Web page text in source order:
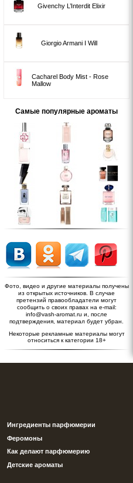
Givenchy L’Interdit Elixir
Giorgio Armani I Will
Cacharel Body Mist - Rose
Mallow
Самые популярные ароматы
Фото, видео и другие материалы получены
из открытых источников. В случае
претензий правообладатели могут
сообщить о своих правах на e-mail:
info@vash-aromat.ru и, после
подтверждения, материал будет убран.
Некоторые рекламные материалы могут
относиться к категории 18+
Ингредиенты парфюмерии
Феромоны
Как делают парфюмерию
Детские ароматы